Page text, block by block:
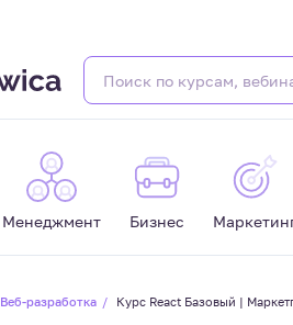
Менеджмент Бизнес
Веб-разработка Курс React Базовый |